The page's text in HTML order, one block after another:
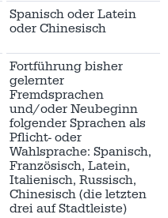
Spanisch oder Latein
oder Chinesisch
Fortführung bisher
gelernter
Fremdsprachen
und/oder Neubeginn
folgender Sprachen als
Pflicht- oder
Wahlsprache: Spanisch,
Französisch, Latein,
Italienisch, Russisch,
Chinesisch (die letzten
drei auf Stadtleiste)